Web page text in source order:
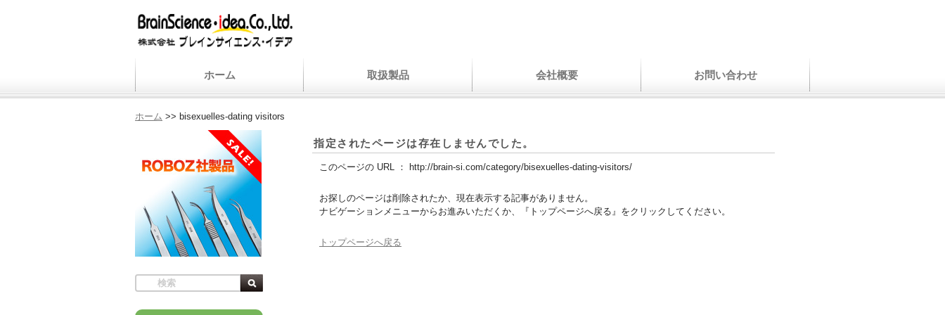
ホーム 取扱製品 会社概要 お問い合わせ
ホーム >> bisexuelles-dating visitors
指定されたページは存在しませんでした。
このページの URL ： http://brain-si.com/category/bisexuelles-dating-visitors/
お探しのページは削除されたか、現在表示する記事がありません。
ナビゲーションメニューからお進みいただくか、『トップページへ戻る』をクリックしてください。
トップページへ戻る